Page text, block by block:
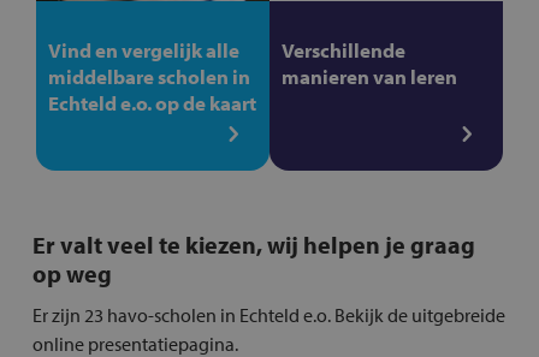
Vind en vergelijk alle
middelbare scholen in
Echteld e.o. op de kaart
Verschillende
manieren van leren
Er valt veel te kiezen, wij helpen je graag
op weg
Er zijn 23 havo-scholen in Echteld e.o. Bekijk de uitgebreide
online presentatiepagina.